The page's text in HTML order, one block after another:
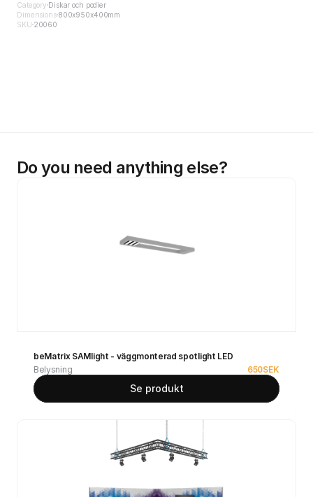
Category Diskar och podier
Dimensions800x950x400mm
SKU 20060
Do you need anything else?
beMatrix SAMlight - väggmonterad spotlight LED
Belysning
650SEK
Se produkt